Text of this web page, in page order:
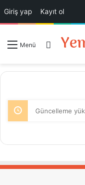
Giriş yap Kayıt ol
Menü Giriş
Güncelleme